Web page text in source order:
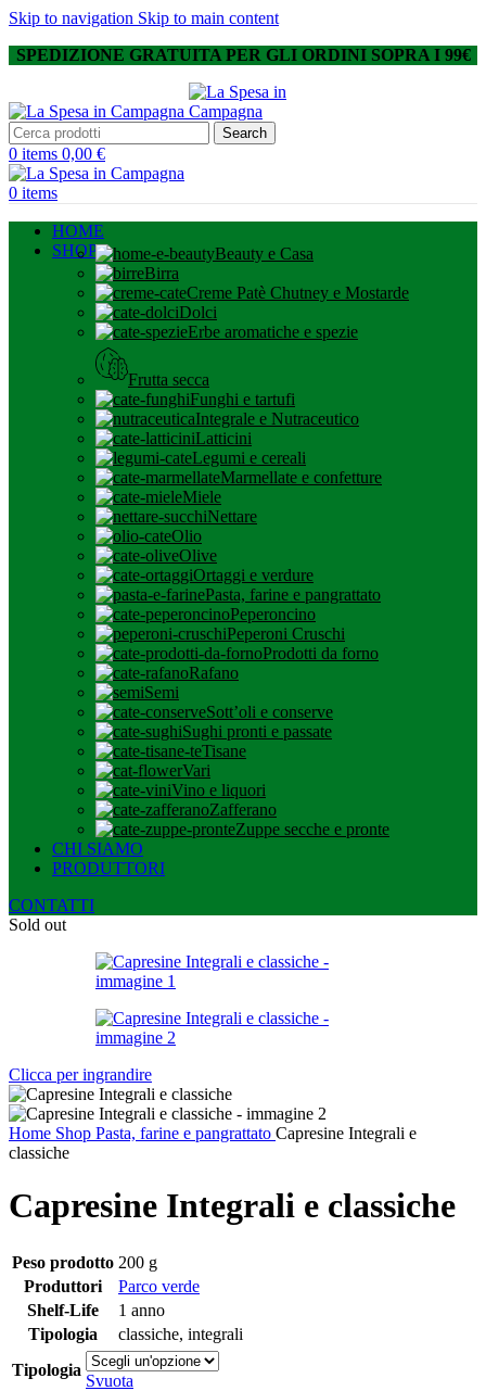
Skip to navigation Skip to main content
SPEDIZIONE GRATUITA PER GLI ORDINI SOPRA I 99€
Search
0 items 0,00 €
0 items
HOME
SHOP
Beauty e Casa
Birra
Creme Patè Chutney e Mostarde
Dolci
Erbe aromatiche e spezie
Frutta secca
Funghi e tartufi
Integrale e Nutraceutico
Latticini
Legumi e cereali
Marmellate e confetture
Miele
Nettare
Olio
Olive
Ortaggi e verdure
Pasta, farine e pangrattato
Peperoncino
Peperoni Cruschi
Prodotti da forno
Rafano
Semi
Sott’oli e conserve
Sughi pronti e passate
Tisane
Vari
Vino e liquori
Zafferano
Zuppe secche e pronte
CHI SIAMO
PRODUTTORI
CONTATTI
Sold out
Clicca per ingrandire
Home Shop Pasta, farine e pangrattato Capresine Integrali e
classiche
Capresine Integrali e classiche
Peso prodotto 200 g
Produttori
Parco verde
Shelf-Life
1 anno
Tipologia
classiche, integrali
Tipologia
Svuota